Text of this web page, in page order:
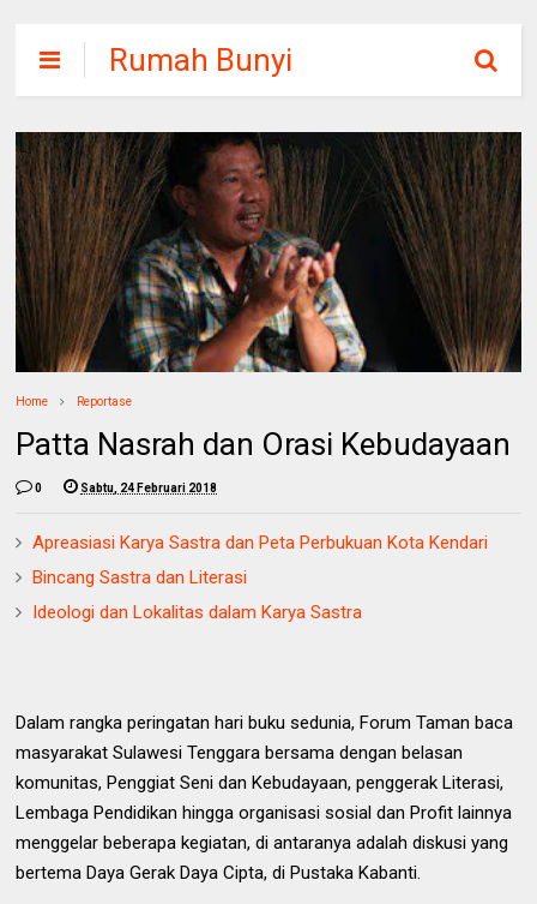
Rumah Bunyi
Home Reportase
Patta Nasrah dan Orasi Kebudayaan
0 Sabtu, 24 Februari 2018
Apreasiasi Karya Sastra dan Peta Perbukuan Kota Kendari
Bincang Sastra dan Literasi
Ideologi dan Lokalitas dalam Karya Sastra
Dalam rangka peringatan hari buku sedunia, Forum Taman baca
masyarakat Sulawesi Tenggara bersama dengan belasan
komunitas, Penggiat Seni dan Kebudayaan, penggerak Literasi,
Lembaga Pendidikan hingga organisasi sosial dan Profit lainnya
menggelar beberapa kegiatan, di antaranya adalah diskusi yang
bertema Daya Gerak Daya Cipta, di Pustaka Kabanti.